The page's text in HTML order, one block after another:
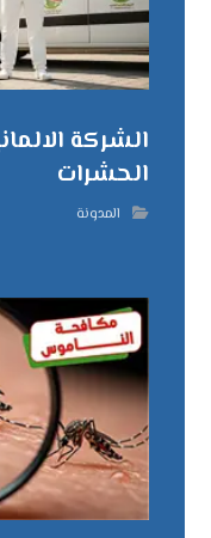
الشركة
الحشرات
المدونة